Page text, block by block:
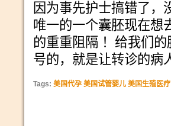
因为事先护士搞错了，
唯一的一个囊胚现在想
的重重阻隔 ！给我们
号的，就是让转诊的病
Tags: 美国代孕 美国试管婴儿 美国生殖医疗